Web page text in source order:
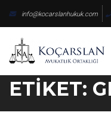
content
info@kocarslanhukuk.com
ETIKET: